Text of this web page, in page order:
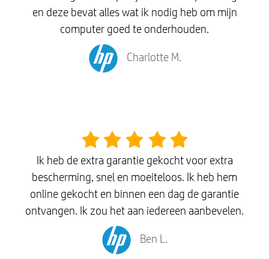
en deze bevat alles wat ik nodig heb om mijn
computer goed te onderhouden.
Charlotte M.
Ik heb de extra garantie gekocht voor extra
bescherming, snel en moeiteloos. Ik heb hem
online gekocht en binnen een dag de garantie
ontvangen. Ik zou het aan iedereen aanbevelen.
Ben L.